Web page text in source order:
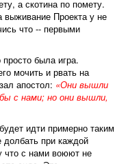
а скотина по помету.
выживание Проекта у не
что -- первыми
была игра.
мочить и рвать на
апостол: «Они вышли
с нами; но они вышли,
идти примерно таким
долбать при каждой
что с нами воюют не